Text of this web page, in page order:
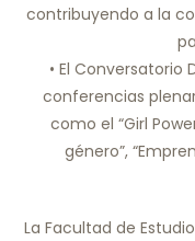
contribuyendo a la
• El
conferencias
como el “Girl
género”,
La Facultad de